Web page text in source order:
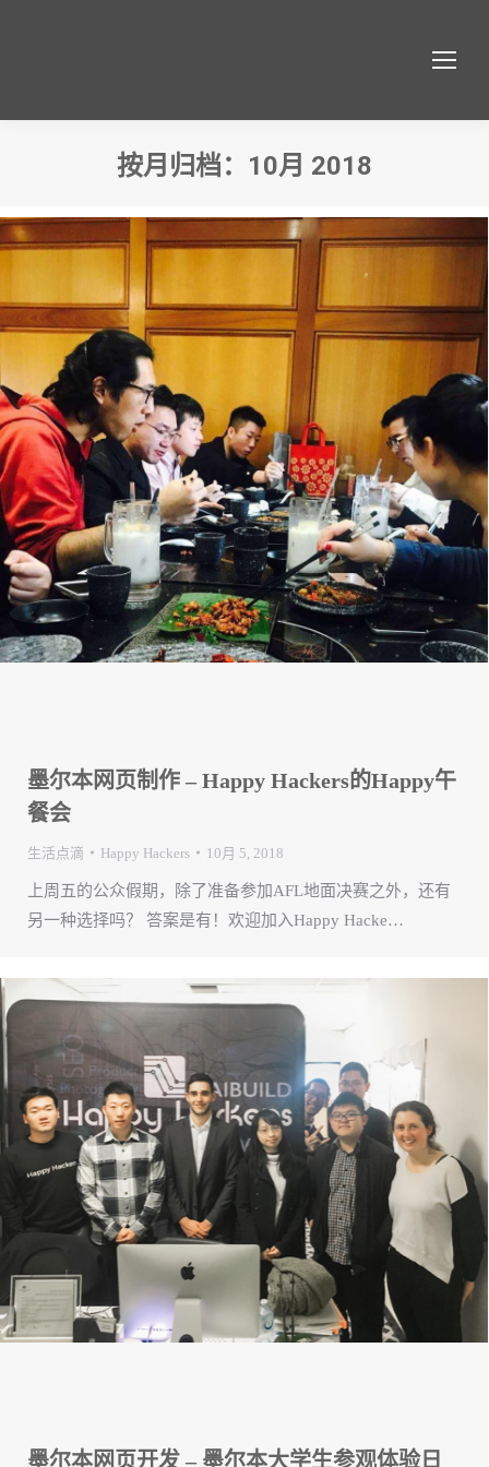
按月归档： 10月 2018
墨尔本网页制作 – Happy Hackers的Happy午
餐会
生活点滴 Happy Hackers 10月 5, 2018
上周五的公众假期，除了准备参加AFL地面决赛之外，还有
另一种选择吗？ 答案是有！欢迎加入Happy Hacke…
墨尔本网页开发 – 墨尔本大学生参观体验日